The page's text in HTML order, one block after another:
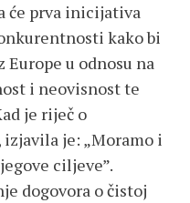
će prva inicijativa
kako bi
u odnosu na
i neovisnost te
je riječ o
je: „Moramo i
ciljeve”.
dogovora o čistoj